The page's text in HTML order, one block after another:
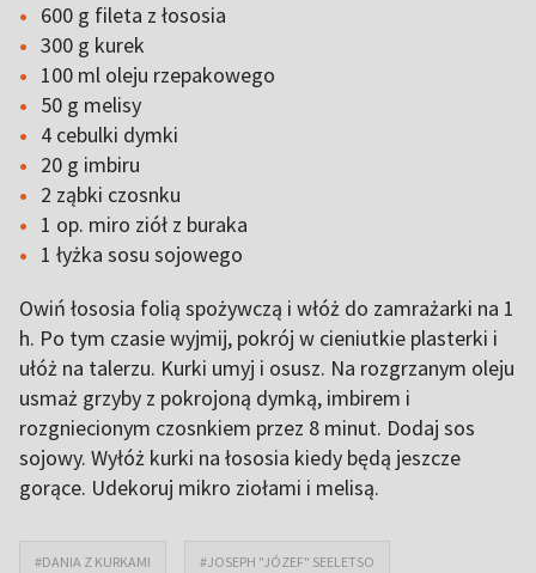
600 g fileta z łososia
300 g kurek
100 ml oleju rzepakowego
50 g melisy
4 cebulki dymki
20 g imbiru
2 ząbki czosnku
1 op. miro ziół z buraka
1 łyżka sosu sojowego
Owiń łososia folią spożywczą i włóż do zamrażarki na 1
h. Po tym czasie wyjmij, pokrój w cieniutkie plasterki i
ułóż na talerzu. Kurki umyj i osusz. Na rozgrzanym oleju
usmaż grzyby z pokrojoną dymką, imbirem i
rozgniecionym czosnkiem przez 8 minut. Dodaj sos
sojowy. Wyłóż kurki na łososia kiedy będą jeszcze
gorące. Udekoruj mikro ziołami i melisą.
#DANIA Z KURKAMI #JOSEPH "JÓZEF" SEELETSO